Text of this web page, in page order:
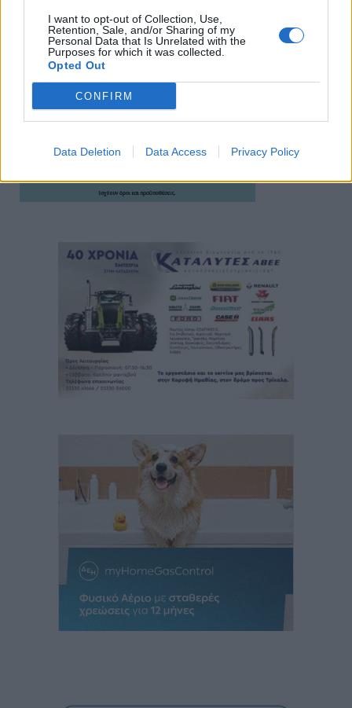
I want to opt-out of Collection, Use,
Retention, Sale, and/or Sharing of my
Personal Data that Is Unrelated with the
Purposes for which it was collected.
Opted Out
CONFIRM
Data Deletion Data Access Privacy Policy